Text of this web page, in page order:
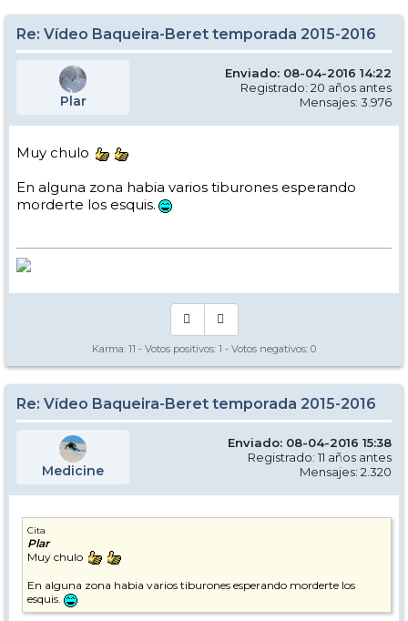
Re: Vídeo Baqueira-Beret temporada 2015-2016
Plar
Enviado: 08-04-2016 14:22
Registrado: 20 años antes
Mensajes: 3.976
Muy chulo
En alguna zona habia varios tiburones esperando
morderte los esquis.
Karma: 11 - Votos positivos: 1 - Votos negativos: 0
Re: Vídeo Baqueira-Beret temporada 2015-2016
Medicine
Enviado: 08-04-2016 15:38
Registrado: 11 años antes
Mensajes: 2.320
Cita
Plar
Muy chulo
En alguna zona habia varios tiburones esperando morderte los
esquis.